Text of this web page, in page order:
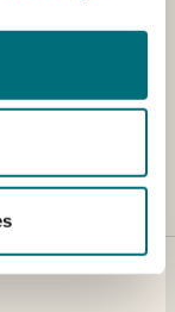
vil dyrke
kosttilskud.